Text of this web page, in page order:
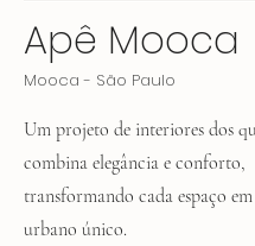
Apê Mooca
Mooca - São Paulo
Um projeto de interiores dos
combina elegância e conforto,
transformando cada espaço
urbano único.